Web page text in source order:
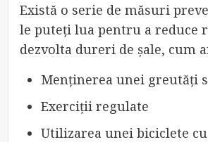
Există o serie de măsuri
le puteți lua pentru a reduce
dezvolta dureri de șale, cum
Menținerea unei greutăți
Exerciții regulate
Utilizarea unei biciclete